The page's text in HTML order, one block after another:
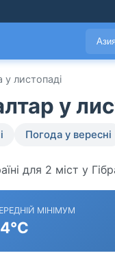
Азия
у листопаді
у
Погода у вересні
для 2 міст у
МІНІМУМ